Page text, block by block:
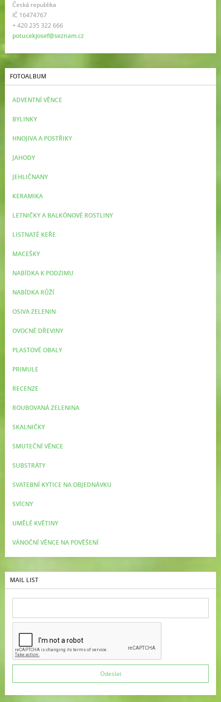
Česká republika
IČ 16474767
+ 420 235 322 666
potucekjosef@seznam.cz
FOTOALBUM
ADVENTNÍ VĚNCE
BYLINKY
HNOJIVA A POSTŘIKY
JAHODY
JEHLIČNANY
KERAMIKA
LETNIČKY A BALKÓNOVÉ ROSTLINY
LISTNATÉ KEŘE
MACEŠKY
NABÍDKA K PODZIMU
NABÍDKA RŮŽÍ
OSIVA ZELENIN
OVOCNÉ DŘEVINY
PLASTOVÉ OBALY
PRIMULE
RECENZE
ROUBOVANÁ ZELENINA
SKALNIČKY
SMUTEČNÍ VĚNCE
SUBSTRÁTY
SVATEBNÍ KYTICE NA OBJEDNÁVKU
SVÍCNY
UMĚLÉ KVĚTINY
VÁNOČNÍ VĚNCE NA POVĚŠENÍ
MAIL LIST